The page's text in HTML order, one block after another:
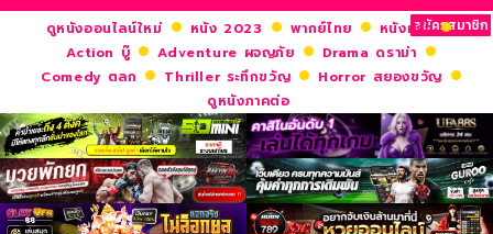
สมัครสมาชิก
ดูหนังออนไลน์ใหม่ หนัง 2023 พากย์ไทย
หนังฝรั่ง
Action บู๊
Adventure ผจญภัย
Drama ดราม่า
Comedy ตลก
Thriller ระทึกขวัญ
Horror สยองขวัญ
ดูหนังภาคต่อ